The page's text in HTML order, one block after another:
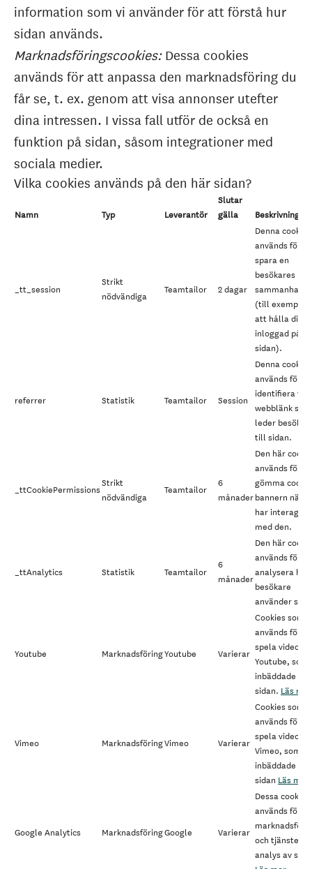
information som vi använder för att förstå hur
sidan används.
Marknadsföringscookies:Dessa cookies
används för att anpassa den marknadsföring du
får se, t. ex. genom att visa annonser utefter
dina intressen. I vissa fall utför de också en
funktion på sidan, såsom integrationer med
sociala medier.
Vilka cookies används på den här sidan?
Namn Typ Leverantör
Slutar
gälla
Beskrivning
_tt_session
Strikt
nödvändiga
Teamtailor 2 dagar
Denna cookie
används för
spara en
besökares
sammanhang
(till exempel
att hålla dig
inloggad på
sidan).
referrer Statistik Teamtailor Session
Denna cookie
används för
identifiera
webblänk som
leder
till sidan.
_ttCookiePermissions
Strikt
nödvändiga
Teamtailor
6
månader
Den här
används för
gömma
bannern när
har
med den.
_ttAnalytics Statistik Teamtailor
6
månader
Den här
används för
analysera hur
besökare
använder
Youtube MarknadsföringYoutube Varierar
Cookies som
används för
spela videos
Youtube, som
inbäddade på
sidan. Läs mer
Vimeo MarknadsföringVimeo Varierar
Cookies som
används för
spela videos
Vimeo, som är
inbäddade på
sidan Läs mer
Google Analytics MarknadsföringGoogle Varierar
Dessa cookies
används för
och tjänster
analys av